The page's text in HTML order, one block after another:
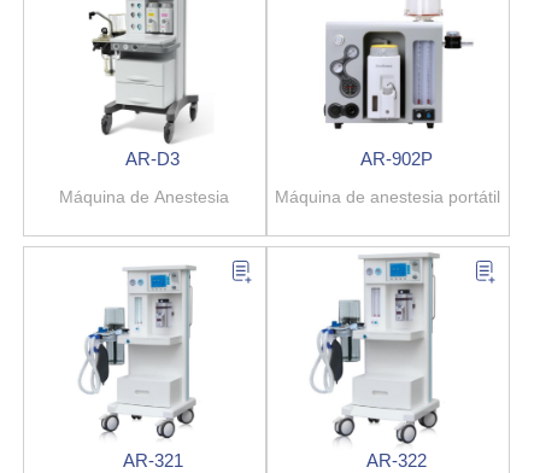
AR-D3
Máquina de Anestesia
AR-902P
Máquina de anestesia portátil
AR-321 AR-322